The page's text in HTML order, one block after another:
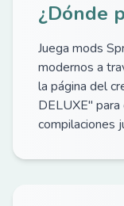
¿Dónde
Juega mods
modernos a
la página del
DELUXE"
compilaciones